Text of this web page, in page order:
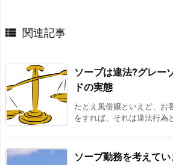
 関連記事
ソープは違法?グレー
ドの実態
たとえ風俗嬢といえど、お
をすれば、それは違法行為
ソープ勤務を考えて